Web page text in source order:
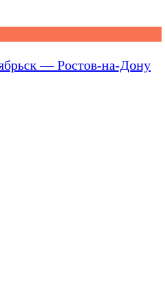
— Ростов-на-Дону